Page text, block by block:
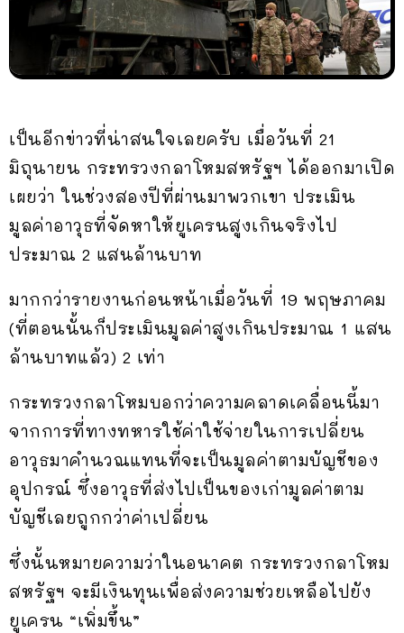
เป็นอีกข่าวที่น่าสนใจเลยครับ เมื่อวันที่ 21
มิถุนายน กระทรวงกลาโหมสหรัฐฯ ได้ออกมาเปิด
เผยว่า ในช่วงสองปีที่ผ่านมาพวกเขา ประเมิน
มูลค่าอาวุธที่จัดหาให้ยูเครนสูงเกินจริงไป
ประมาณ 2 แสนล้านบาท
มากกว่ารายงานก่อนหน้าเมื่อวันที่ 19 พฤษภาคม
(ที่ตอนนั้นก็ประเมินมูลค่าสูงเกินประมาณ 1 แสน
ล้านบาทแล้ว) 2 เท่า
กระทรวงกลาโหมบอกว่าความคลาดเคลื่อนนี้มา
จากการที่ทางทหารใช้ค่าใช้จ่ายในการเปลี่ยน
อาวุธมาคำนวณแทนที่จะเป็นมูลค่าตามบัญชีของ
อุปกรณ์ ซึ่งอาวุธที่ส่งไปเป็นของเก่ามูลค่าตาม
บัญชีเลยถูกกว่าค่าเปลี่ยน
ซึ่งนั้นหมายความว่าในอนาคต กระทรวงกลาโหม
สหรัฐฯ จะมีเงินทุนเพื่อส่งความช่วยเหลือไปยัง
ยูเครน “เพิ่มขึ้น”